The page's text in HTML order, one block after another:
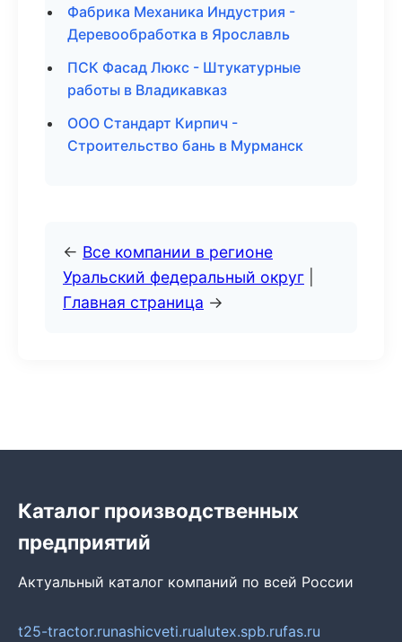
Фабрика Механика Индустрия -
Деревообработка в Ярославль
ПСК Фасад Люкс - Штукатурные
работы в Владикавказ
ООО Стандарт Кирпич -
Строительство бань в Мурманск
← Все компании в регионе
Уральский федеральный округ
Главная страница →
Каталог производственных
предприятий
Актуальный каталог компаний по всей России
t25-tractor.runashicveti.rualutex.spb.rufas.ru